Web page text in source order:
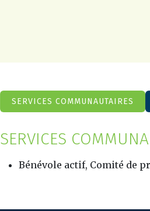
SERVICES COMMUNAUTAIRES
SERVICES
Bénévole actif, Comité de